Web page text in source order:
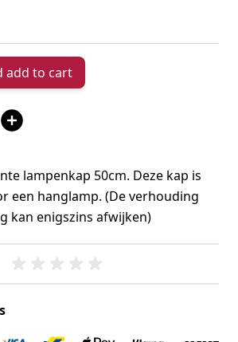
add to cart
lampenkap 50cm. Deze kap is
een hanglamp. (De verhouding
kan enigszins afwijken)